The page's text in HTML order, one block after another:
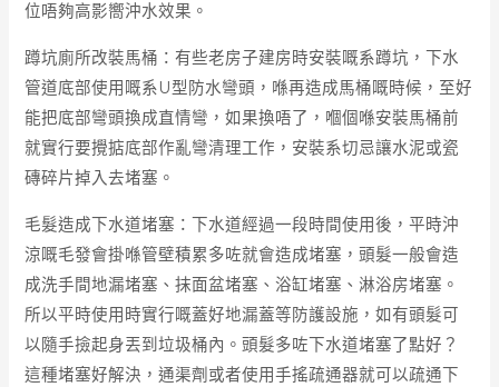
位唔夠高影嚮沖水效果。
蹲坑廁所改裝馬桶：有些老房子建房時安裝嘅系蹲坑，下水
管道底部使用嘅系U型防水彎頭，喺再造成馬桶嘅時候，至好
能把底部彎頭換成直情彎，如果換唔了，嗰個喺安裝馬桶前
就實行要攪掂底部作亂彎清理工作，安裝系切忌讓水泥或瓷
磚碎片掉入去堵塞。
毛髮造成下水道堵塞：下水道經過一段時間使用後，平時沖
涼嘅毛發會掛喺管壁積累多咗就會造成堵塞，頭髮一般會造
成洗手間地漏堵塞、抹面盆堵塞、浴缸堵塞、淋浴房堵塞。
所以平時使用時實行嘅蓋好地漏蓋等防護設施，如有頭髮可
以隨手撿起身丟到垃圾桶內。頭髮多咗下水道堵塞了點好？
這種堵塞好解決，通渠劑或者使用手搖疏通器就可以疏通下